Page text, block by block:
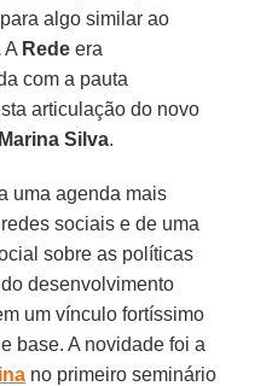
algo similar ao
A Rede era
com a pauta
articulação do novo
Marina Silva.
uma agenda mais
sociais e de uma
sobre as políticas
desenvolvimento
um vínculo fortíssimo
base. A novidade foi a
no primeiro seminário